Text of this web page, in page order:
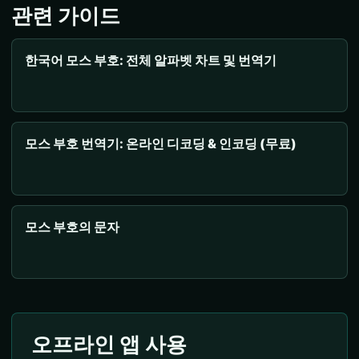
관련 가이드
한국어 모스 부호: 전체 알파벳 차트 및 번역기
모스 부호 번역기: 온라인 디코딩 & 인코딩 (무료)
모스 부호의 문자
오프라인 앱 사용